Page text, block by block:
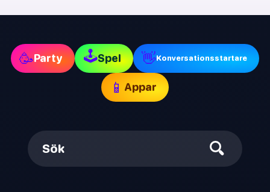
🥳Party 🕹Spel 👋Konversationsstartare
📱 Appar
Sök